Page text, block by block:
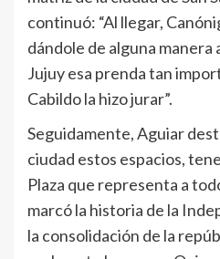
continuó: “Al llegar,
dándole de alguna manera
Jujuy esa prenda tan
Cabildo la hizo jurar”.
Seguidamente, Aguiar
ciudad estos espacios,
Plaza que representa a
marcó la historia de la
la consolidación de la